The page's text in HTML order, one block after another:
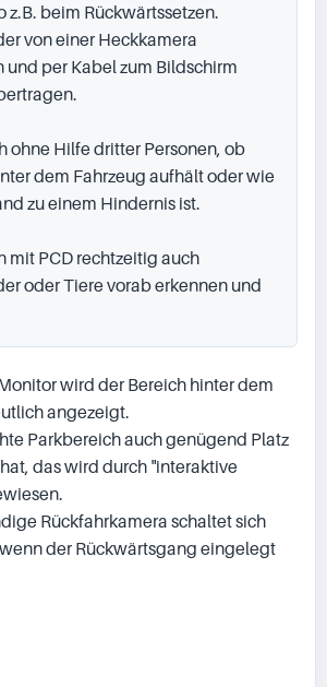
z.B. beim Rückwärtssetzen.
von einer Heckkamera
per Kabel zum Bildschirm
ohne Hilfe dritter Personen, ob
dem Fahrzeug aufhält oder wie
zu einem Hindernis ist.
mit PCD rechtzeitig auch
oder Tiere vorab erkennen und
wird der Bereich hinter dem
angezeigt.
Parkbereich auch genügend Platz
das wird durch "interaktive
Rückfahrkamera schaltet sich
der Rückwärtsgang eingelegt